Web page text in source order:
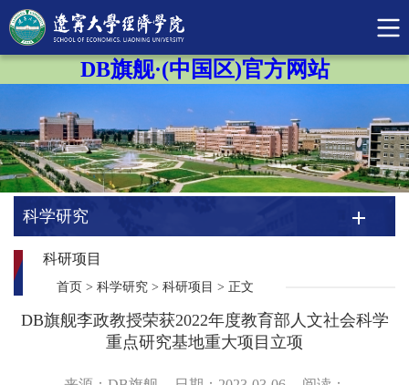
DB旗舰·(中国区)官方网站
科学研究
科研项目
首页 > 科学研究 > 科研项目 > 正文
DB旗舰李政教授荣获2022年度教育部人文社会科学
重点研究基地重大项目立项